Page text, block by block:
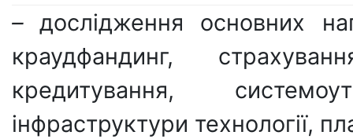
–дослідження основних
краудфандинг,
кредитування,
інфраструктури технології,